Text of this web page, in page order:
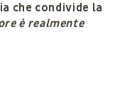
che condivide la
è realmente